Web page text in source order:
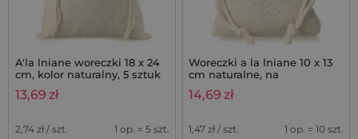
A'la lniane woreczki 18 x 24
cm, kolor naturalny, 5 sztuk
13,69 zł
2,74 zł / szt. 1 op. = 5 szt.
Woreczki a la lniane 10 x 13
cm naturalne, na
podziękowania z lawendą -
10 szt.
14,69 zł
1,47 zł / szt. 1 op. = 10 szt.